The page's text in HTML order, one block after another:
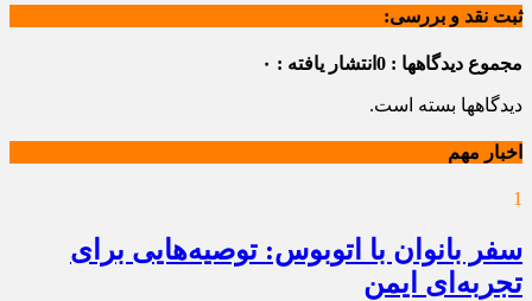
ثبت نقد و بررسی:
مجموع دیدگاهها : 0 انتشار یافته : ۰
دیدگاهها بسته است.
اخبار مهم
1
سفر بانوان با اتوبوس: توصیه‌هایی برای
تجربه‌ای ایمن